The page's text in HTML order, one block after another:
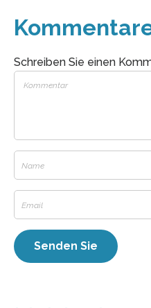
Schreiben Sie einen